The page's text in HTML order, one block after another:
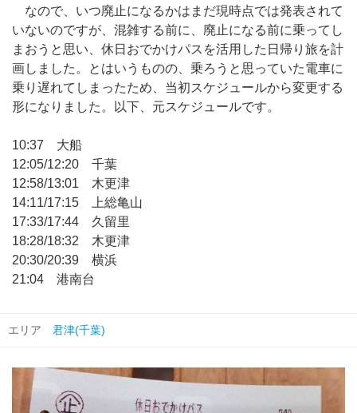
なので、いつ廃止になるかはまだ現時点では発表されて
いないのですが、混雑する前に、廃止になる前に乗ってし
まおうと思い、休日おでかけパスを活用した日帰り旅を計
画しました。とはいうものの、乗ろうと思っていた電車に
乗り遅れてしまったため、当初スケジュールから変更する
形になりました。以下、元スケジュールです。
10:37 大船
12:05/12:20 千葉
12:58/13:01 木更津
14:11/17:15 上総亀山
17:33/17:44 久留里
18:28/18:32 木更津
20:30/20:39 横浜
21:04 港南台
エリア 君津(千葉)